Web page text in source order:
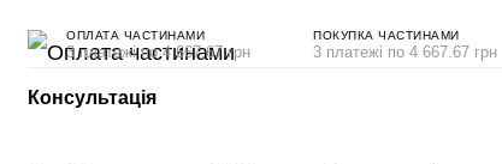
ОПЛАТА ЧАСТИНАМИ
3 платежі по 4 667.67 грн
ПОКУПКА ЧАСТИНАМИ
3 платежі по 4 667.67 грн
Консультація